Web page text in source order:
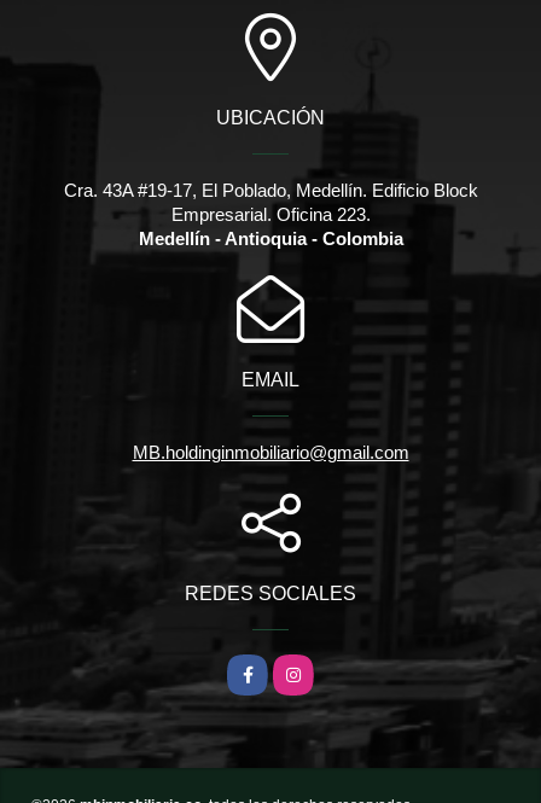
UBICACIÓN
Cra. 43A #19-17, El Poblado, Medellín. Edificio Block
Empresarial. Oficina 223.
Medellín - Antioquia - Colombia
EMAIL
MB.holdinginmobiliario@gmail.com
REDES SOCIALES
FacebookInstagram